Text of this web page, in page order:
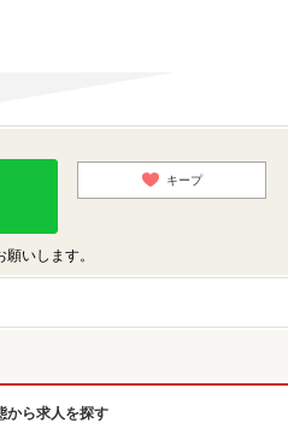
キープ
いします。
から求人を探す